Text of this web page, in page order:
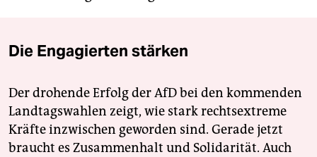
Die Engagierten stärken
Der drohende Erfolg der AfD bei den kommenden
Landtagswahlen zeigt, wie stark rechtsextreme
Kräfte inzwischen geworden sind. Gerade jetzt
braucht es Zusammenhalt und Solidarität. Auch